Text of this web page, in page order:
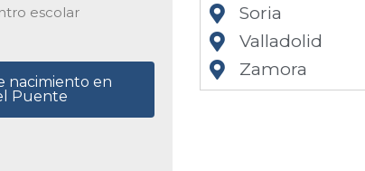
escolar
nacimiento en
Puente
Soria
Valladolid
Zamora